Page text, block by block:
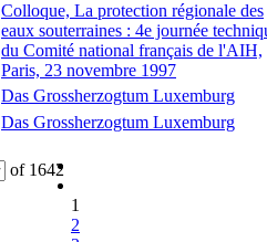
Colloque, La protection régionale des
eaux souterraines : 4e journée
du Comité national français de l'AIH,
Paris, 23 novembre 1997
Das Grossherzogtum Luxemburg
Das Grossherzogtum Luxemburg
of 1642
1
2